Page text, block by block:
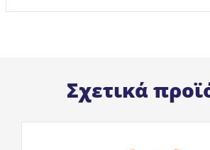
Σχετικά